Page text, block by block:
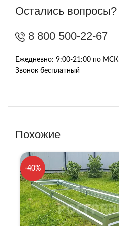
Остались вопросы?
8 800 500-22-67
Ежедневно: 9:00-21:00 по МСК
Звонок бесплатный
Похожие
-40%